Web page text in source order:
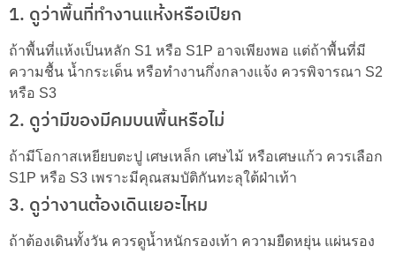
1. ดูว่าพื้นที่ทำงานแห้งหรือเปียก
ถ้าพื้นที่แห้งเป็นหลัก S1 หรือ S1P อาจเพียงพอ แต่ถ้าพื้นที่มี
ความชื้น น้ำกระเด็น หรือทำงานกึ่งกลางแจ้ง ควรพิจารณา S2
หรือ S3
2. ดูว่ามีของมีคมบนพื้นหรือไม่
ถ้ามีโอกาสเหยียบตะปู เศษเหล็ก เศษไม้ หรือเศษแก้ว ควรเลือก
S1P หรือ S3 เพราะมีคุณสมบัติกันทะลุใต้ฝ่าเท้า
3. ดูว่างานต้องเดินเยอะไหม
ถ้าต้องเดินทั้งวัน ควรดูน้ำหนักรองเท้า ความยืดหยุ่น แผ่นรอง